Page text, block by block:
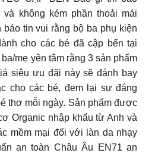
không kém phần thoải mái
báo tin vui rằng bộ ba phụ kiện
cho các bé đã cập bến tại
mẹ yên tâm rằng 3 sản phẩm
siêu ưu đãi này sẽ đánh bay
cho các bé, đem lại sự đáng
thơ mỗi ngày. Sản phẩm được
Organic nhập khẩu từ Anh và
mềm mại đối với làn da nhạy
an toàn Châu Âu EN71 an